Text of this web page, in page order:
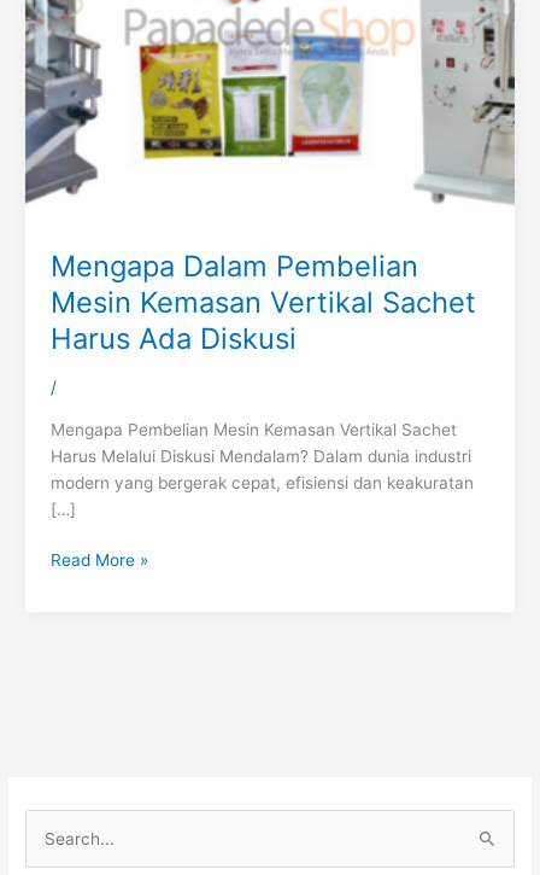
Mengapa Dalam Pembelian
Mesin Kemasan Vertikal Sachet
Harus Ada Diskusi
/
Mengapa Pembelian Mesin Kemasan Vertikal Sachet
Harus Melalui Diskusi Mendalam? Dalam dunia industri
modern yang bergerak cepat, efisiensi dan keakuratan
[…]
Read More »